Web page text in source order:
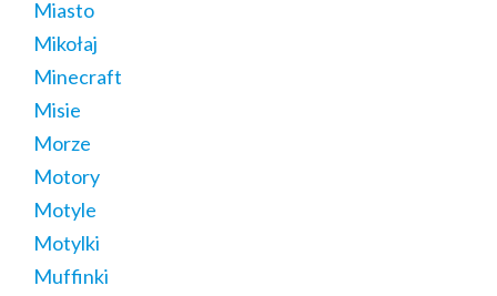
Miasto
Mikołaj
Minecraft
Misie
Morze
Motory
Motyle
Motylki
Muffinki